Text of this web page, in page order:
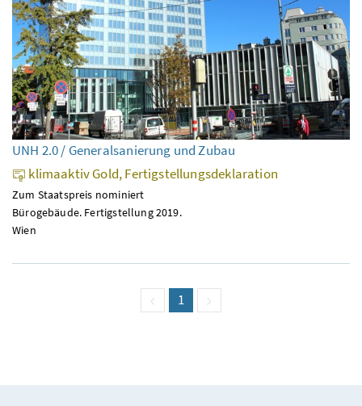
UNH 2.0 / Generalsanierung und Zubau
klimaaktiv Gold, Fertigstellungsdeklaration
Zum Staatspreis nominiert
Bürogebäude. Fertigstellung 2019.
Wien
vorige Seite
Seite
1 (aktuell)